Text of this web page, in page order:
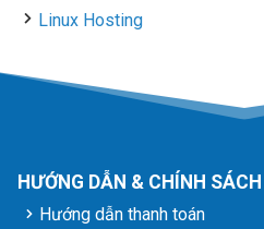
Linux Hosting
HƯỚNG DẪN & CHÍNH SÁCH
Hướng dẫn thanh toán